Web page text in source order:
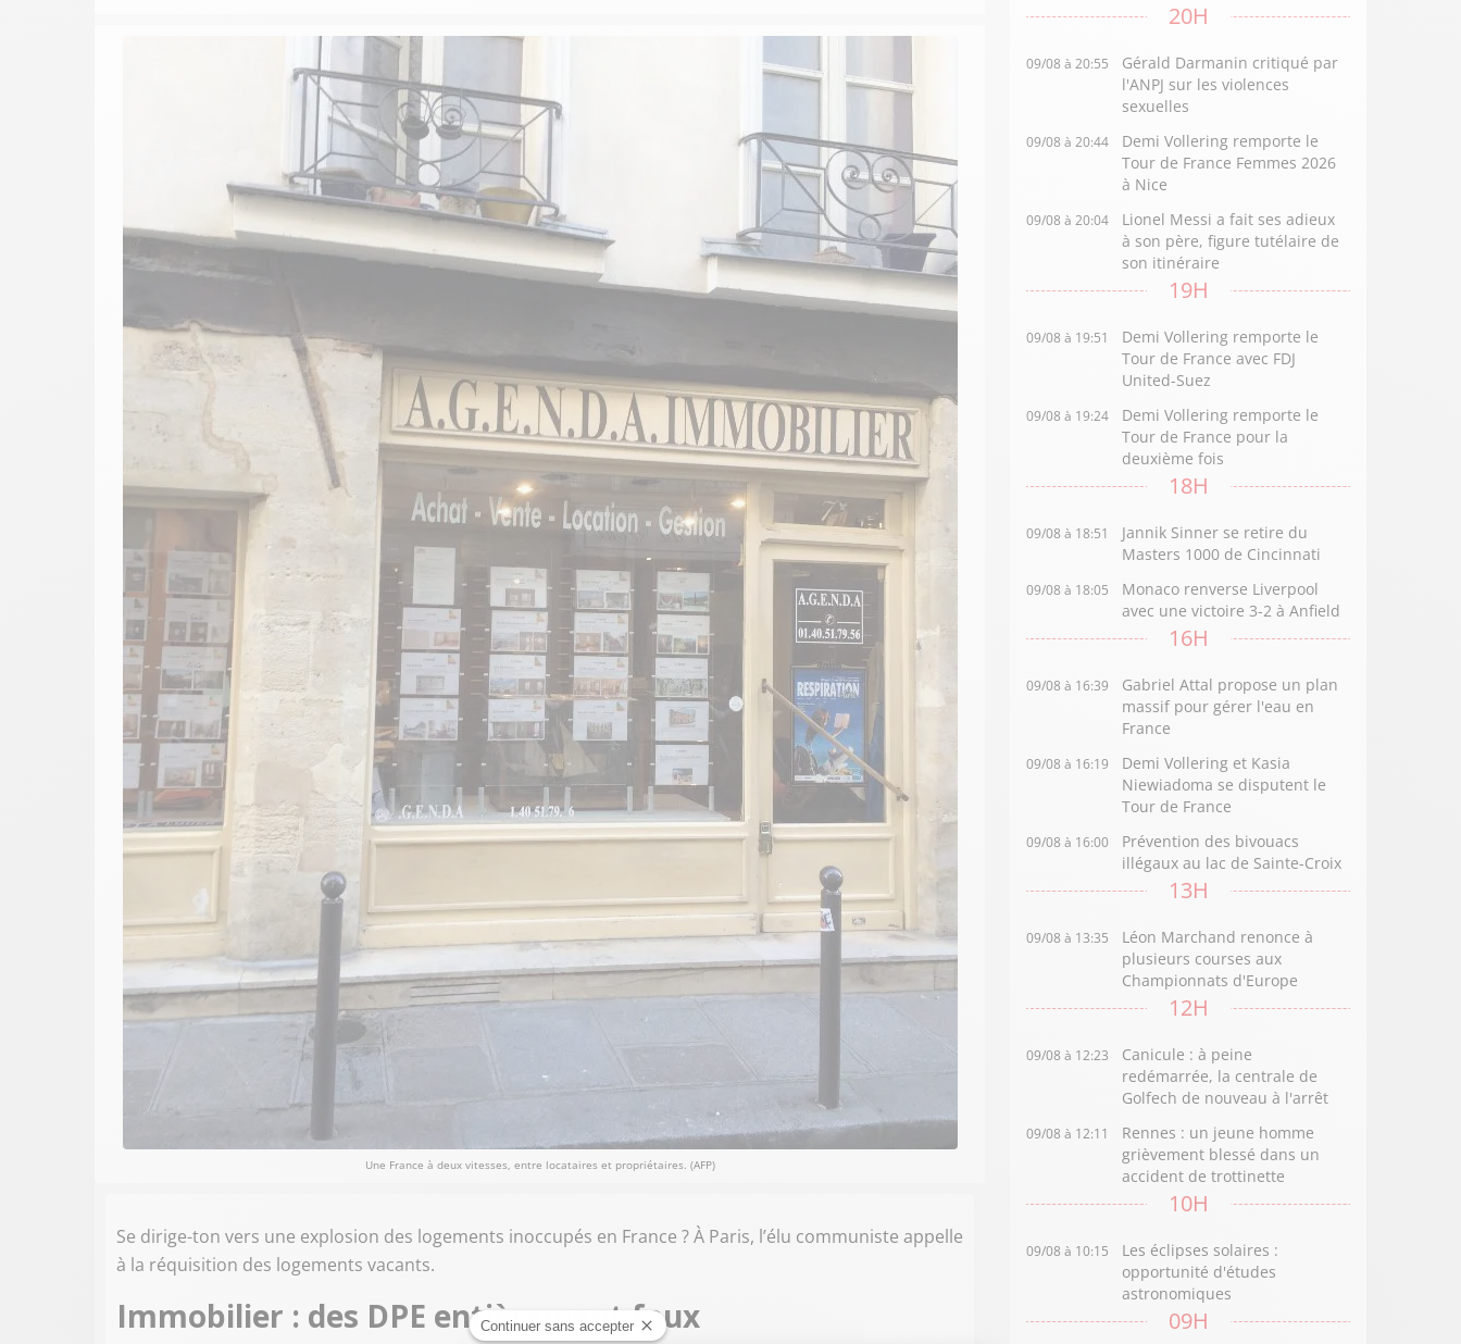
Une France à deux vitesses, entre locataires et propriétaires. (AFP)
Se dirige-ton vers une explosion des logements inoccupés en France ? À Paris, l’élu communiste appelle
à la réquisition des logements vacants.
Immobilier : des DPE entièrement faux
20H
09/08 à 20:55
Gérald Darmanin critiqué par
l'ANPJ sur les violences
sexuelles
09/08 à 20:44
Demi Vollering remporte le
Tour de France Femmes 2026
à Nice
09/08 à 20:04
Lionel Messi a fait ses adieux
à son père, figure tutélaire de
son itinéraire
19H
09/08 à 19:51
Demi Vollering remporte le
Tour de France avec FDJ
United-Suez
09/08 à 19:24
Demi Vollering remporte le
Tour de France pour la
deuxième fois
18H
09/08 à 18:51
Jannik Sinner se retire du
Masters 1000 de Cincinnati
09/08 à 18:05
Monaco renverse Liverpool
avec une victoire 3-2 à Anfield
16H
09/08 à 16:39
Gabriel Attal propose un plan
massif pour gérer l'eau en
France
09/08 à 16:19
Demi Vollering et Kasia
Niewiadoma se disputent le
Tour de France
09/08 à 16:00
Prévention des bivouacs
illégaux au lac de Sainte-Croix
13H
09/08 à 13:35
Léon Marchand renonce à
plusieurs courses aux
Championnats d'Europe
12H
09/08 à 12:23
Canicule : à peine
redémarrée, la centrale de
Golfech de nouveau à l'arrêt
09/08 à 12:11
Rennes : un jeune homme
grièvement blessé dans un
accident de trottinette
10H
09/08 à 10:15
Les éclipses solaires :
opportunité d'études
astronomiques
09H